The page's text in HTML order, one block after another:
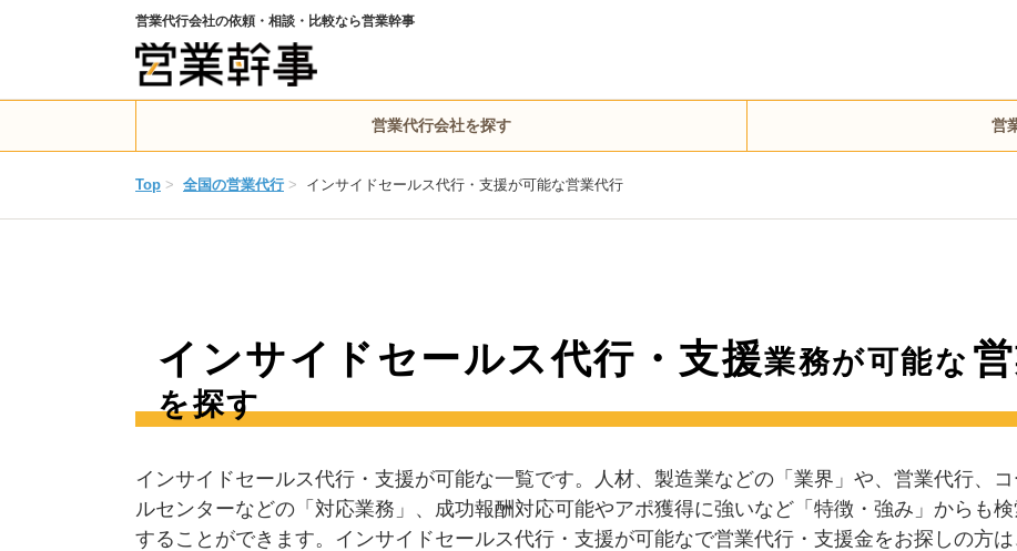
営業代行会社の依頼・相談・比較なら営業幹事
営業代行会社を探す 営
Top > 全国の営業代行 > インサイドセールス代行・支援が可能な営業代行
インサイドセールス代行・支援業務が可能な
を探す
インサイドセールス代行・支援が可能な一覧です。人材、製造業などの「業界」や、営業代行、コ
ルセンターなどの「対応業務」、成功報酬対応可能やアポ獲得に強いなど「特徴・強み」からも検
することができます。インサイドセールス代行・支援が可能なで営業代行・支援金をお探しの方は